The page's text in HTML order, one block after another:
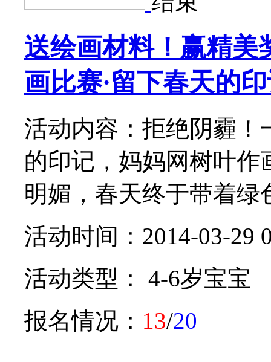
送绘画材料！赢精美
画比赛·留下春天的
活动内容：拒绝阴霾！
的印记，妈妈网树叶
明媚，春天终于带着绿
活动时间：2014-03-29
活动类型： 4-6岁宝宝
报名情况： 13/20